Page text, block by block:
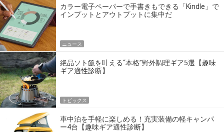
カラー電子ペーパーで手書きもできる「Kindle」で
インプットとアウトプットに集中だ
ニュース
絶品ソト飯を叶える“本格”野外調理ギア5選【趣味
ギア適性診断】
トピックス
車中泊を手軽に楽しめる！充実装備の軽キャンパ
ー4台【趣味ギア適性診断】